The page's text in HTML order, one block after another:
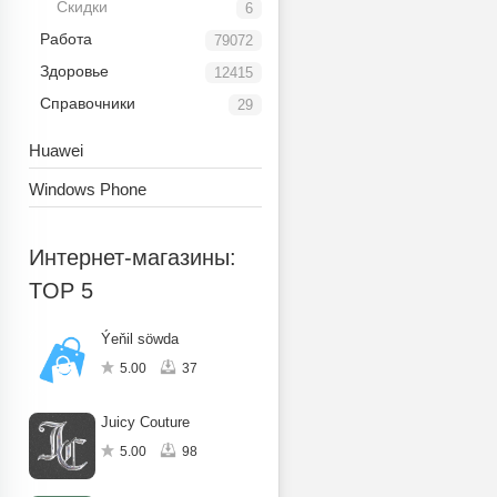
6
Скидки
79072
Работа
12415
Здоровье
29
Справочники
Huawei
Windows Phone
Интернет-магазины:
TOP 5
Ýeňil söwda
5.00 37
Juicy Couture
5.00 98